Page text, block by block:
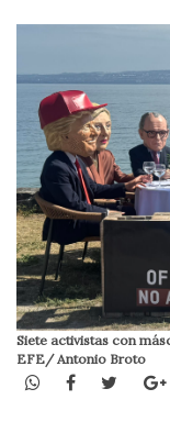
Siete activistas con
EFE/ Antonio Broto
WhatsApp
Facebook
Twitter